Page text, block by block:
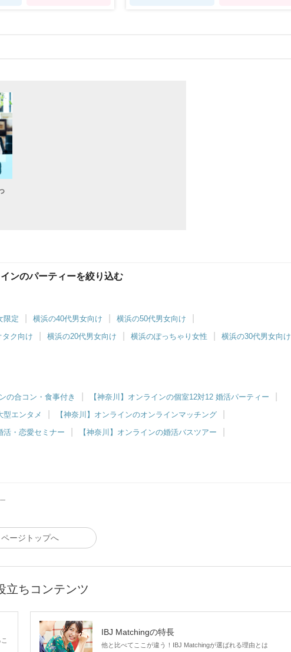
インのパーティーを絞り込む
限定 横浜の40代男女向け
横浜の50代男女向け
タク向け 横浜の20代男女向け 横浜のぽっちゃり女性 横浜の30代男女向け
の合コン・食事付き
【神奈川】オンラインの個室12対12 婚活パーティー
型エンタメ
【神奈川】オンラインのオンラインマッチング
活・恋愛セミナー
【神奈川】オンラインの婚活バスツアー
ページトップへ
立ちコンテンツ
IBJ Matchingの特長
他と比べてここが違う！IBJ Matchingが選ばれる理由とは